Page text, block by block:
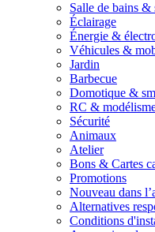
Salle de bains &
Éclairage
Énergie &
Véhicules &
Jardin
Barbecue
Domotique &
RC &
Sécurité
Animaux
Atelier
Bons & Cartes
Promotions
Nouveau dans
Alternatives
Conditions